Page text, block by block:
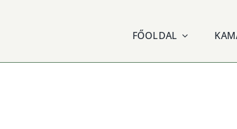
FŐOLDAL